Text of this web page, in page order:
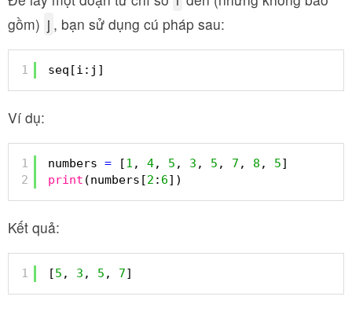
gồm) j , bạn sử dụng cú pháp sau:
1 seq[i:j]
Ví dụ:
1
2
numbers = [1 , 4, 5 , 3 , 5 , 7 , 8 , 5]
print (numbers[2 : 6])
Kết quả:
1 [5 , 3 , 5 , 7]